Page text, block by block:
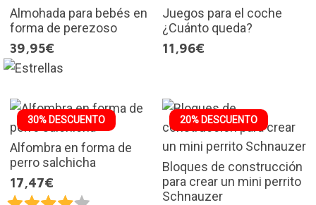
Almohada para bebés en
forma de perezoso
39,95€
Juegos para el coche
¿Cuánto queda?
11,96€
30% DESCUENTO
Alfombra en forma de
perro salchicha
17,47€
20% DESCUENTO
Bloques de construcción
para crear un mini perrito
Schnauzer